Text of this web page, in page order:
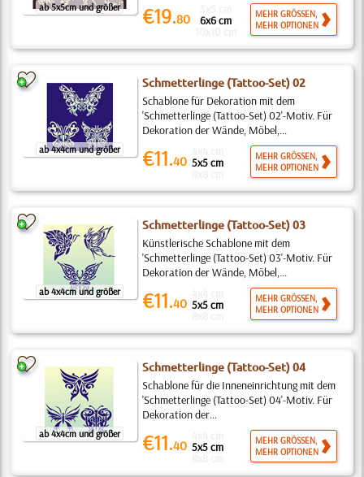
ab 5x5cm und größer €19.80 6x6 cm
MEHR GRÖSSEN,
MEHR OPTIONEN
ab 4x4cm und größer
Schmetterlinge (Tattoo-Set) 02
Schablone für Dekoration mit dem
'Schmetterlinge (Tattoo-Set) 02'-Motiv. Für
Dekoration der Wände, Möbel,...
€11.40 5x5 cm
MEHR GRÖSSEN,
MEHR OPTIONEN
ab 4x4cm und größer
Schmetterlinge (Tattoo-Set) 03
Künstlerische Schablone mit dem
'Schmetterlinge (Tattoo-Set) 03'-Motiv. Für
Dekoration der Wände, Möbel,...
€11.40 5x5 cm
MEHR GRÖSSEN,
MEHR OPTIONEN
ab 4x4cm und größer
Schmetterlinge (Tattoo-Set) 04
Schablone für die Inneneinrichtung mit dem
'Schmetterlinge (Tattoo-Set) 04'-Motiv. Für
Dekoration der...
€11.40 5x5 cm
MEHR GRÖSSEN,
MEHR OPTIONEN